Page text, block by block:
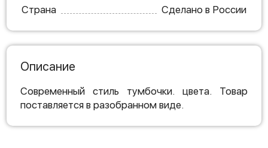
Страна
Сделано в России
Описание
Современный стиль тумбочки. цвета. Товар
поставляется в разобранном виде.